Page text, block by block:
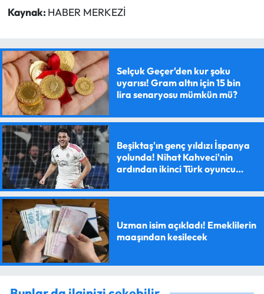
Kaynak: HABER MERKEZİ
Selçuk Geçer'den kur şoku
uyarısı! Gram altın için 15 bin
lira senaryosu mümkün mü?
Beşiktaş'ın genç yıldızı İspanya
yolunda! Nihat Kahveci'nin
ardından ikinci Türk oyuncu
Uzman isim açıkladı! Emeklilerin
maaşından kesilecek